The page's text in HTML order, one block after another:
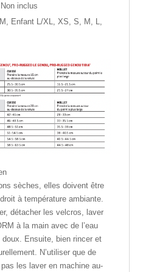
inclus
Enfant L/XL, XS, S, M, L,
sèches, elles doivent être
à température ambiante.
détacher les velcros, laver
à la main avec de l’eau
Ensuite, bien rincer et
N’utiliser que de
pas les laver en machine au-